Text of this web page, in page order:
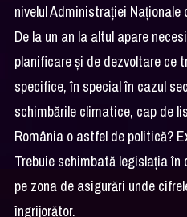
nivelul Administrației Naționale
De la un an la altul apare
planificare și de dezvoltare ce
specifice, în special în cazul
schimbările climatice, cap de
România o astfel de politică?
Trebuie schimbată legislaţia în
pe zona de asigurări unde
îngrijorător.